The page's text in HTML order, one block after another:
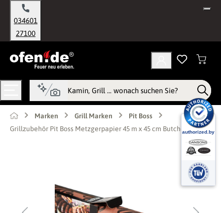
springen
034601
27100
Marken Grill Marken
Pit Boss
Grillzubehör Pit Boss Metzgerpapier 45 m x 45 cm Butcher Paper